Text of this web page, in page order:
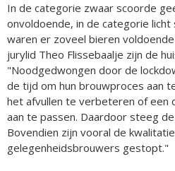
In de categorie zwaar scoorde
onvoldoende, in de categorie
waren er zoveel bieren
jurylid Theo Flissebaalje zijn de
"Noodgedwongen door de
de tijd om hun brouwproces aan
het afvullen te verbeteren of een
aan te passen. Daardoor steeg
Bovendien zijn vooral de
gelegenheidsbrouwers gestopt."